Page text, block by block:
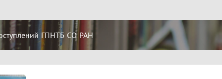
ГПНТБ СО РАН